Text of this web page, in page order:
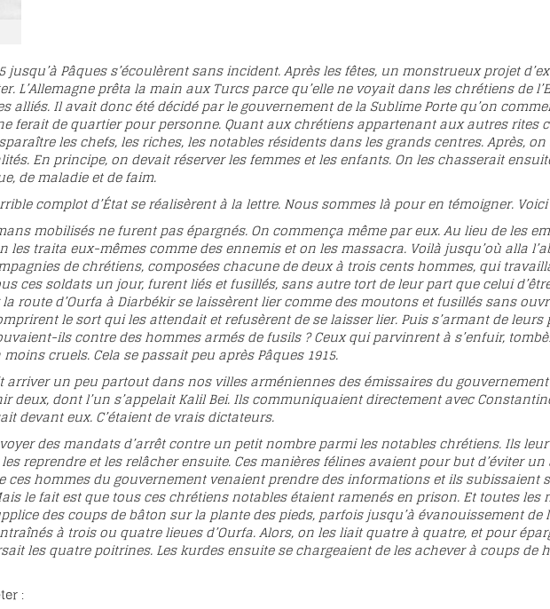
jusqu’à Pâques s’écoulèrent sans incident. Après les fêtes, un monstrueux projet
L’Allemagne prêta la main aux Turcs parce qu’elle ne voyait dans les chrétiens de
alliés. Il avait donc été décidé par le gouvernement de la Sublime Porte qu’on
ferait de quartier pour personne. Quant aux chrétiens appartenant aux autres rites
les chefs, les riches, les notables résidents dans les grands centres. Après,
En principe, on devait réserver les femmes et les enfants. On les chasserait
de maladie et de faim.
complot d’État se réalisèrent à la lettre. Nous sommes là pour en témoigner.
mobilisés ne furent pas épargnés. On commença même par eux. Au lieu de les
les traita eux-mêmes comme des ennemis et on les massacra. Voilà jusqu’où alla
de chrétiens, composées chacune de deux à trois cents hommes, qui
ces soldats un jour, furent liés et fusillés, sans autre tort de leur part que celui
route d’Ourfa à Diarbékir se laissèrent lier comme des moutons et fusillés sans
le sort qui les attendait et refusèrent de se laisser lier. Puis s’armant de
ils contre des hommes armés de fusils ? Ceux qui parvinrent à s’enfuir,
cruels. Cela se passait peu après Pâques 1915.
arriver un peu partout dans nos villes arméniennes des émissaires du
deux, dont l’un s’appelait Kalil Bei. Ils communiquaient directement avec
devant eux. C’étaient de vrais dictateurs.
des mandats d’arrêt contre un petit nombre parmi les notables chrétiens. Ils
reprendre et les relâcher ensuite. Ces manières félines avaient pour but d’éviter
ces hommes du gouvernement venaient prendre des informations et ils subissaient
le fait est que tous ces chrétiens notables étaient ramenés en prison. Et toutes
des coups de bâton sur la plante des pieds, parfois jusqu’à évanouissement de
à trois ou quatre lieues d’Ourfa. Alors, on les liait quatre à quatre, et pour
les quatre poitrines. Les kurdes ensuite se chargeaient de les achever à coups de
: